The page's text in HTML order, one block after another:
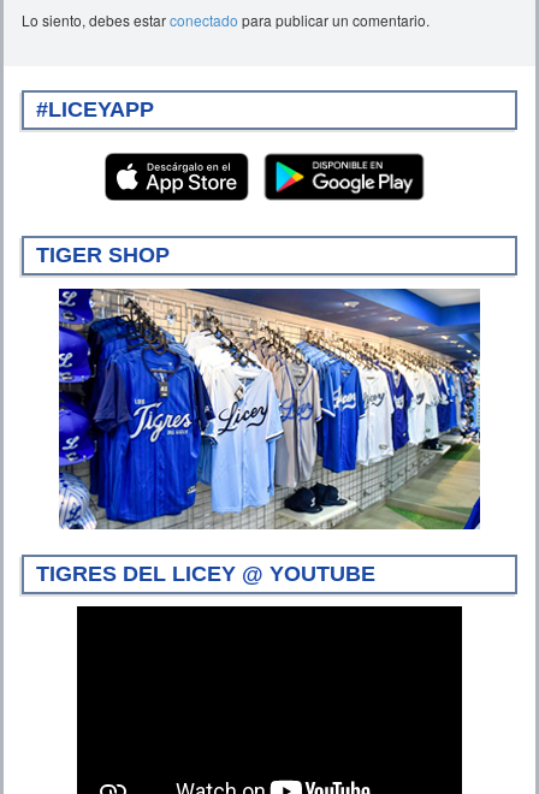
Lo siento, debes estarconectado para publicar un comentario.
#LICEYAPP
TIGER SHOP
TIGRES DEL LICEY @ YOUTUBE